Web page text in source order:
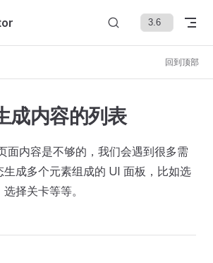
回到顶部
成内容的列表
面内容是不够的，我们会遇到很多需
成多个元素组成的 UI 面板，比如选
择关卡等等。